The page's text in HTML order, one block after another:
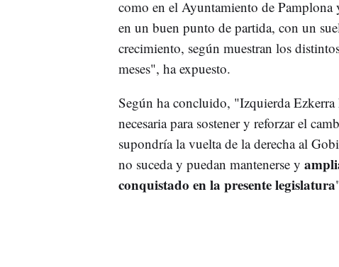
como en el Ayuntamiento de Pamplona
en un buen punto de partida, con un
crecimiento, según muestran los
meses", ha expuesto.
Según ha concluido, "Izquierda
necesaria para sostener y reforzar el
supondría la vuelta de la derecha al
no suceda y puedan mantenerse y
conquistado en la presente legislatura